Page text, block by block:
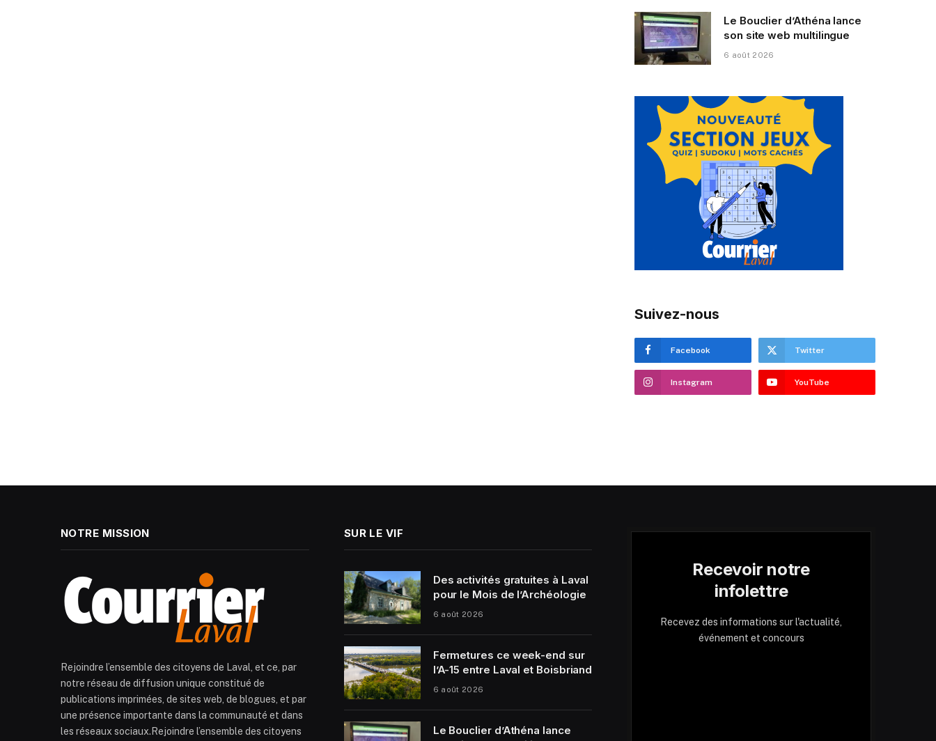
Le Bouclier d’Athéna lance
son site web multilingue
6 août 2026
Suivez-nous
Facebook Twitter
Instagram YouTube
NOTRE MISSION
Rejoindre l’ensemble des citoyens de Laval, et ce, par
notre réseau de diffusion unique constitué de
publications imprimées, de sites web, de blogues, et par
une présence importante dans la communauté et dans
les réseaux sociaux.Rejoindre l’ensemble des citoyens
SUR LE VIF
Des activités gratuites à Laval
pour le Mois de l’Archéologie
6 août 2026
Fermetures ce week-end sur
l’A-15 entre Laval et Boisbriand
6 août 2026
Le Bouclier d’Athéna lance
Recevoir notre
infolettre
Recevez des informations sur l'actualité,
événement et concours